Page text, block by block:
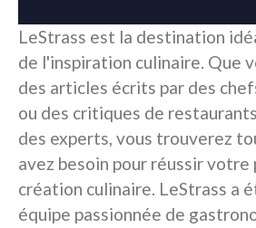
LeStrass est la destination
de l'inspiration culinaire. Que
des articles écrits par des
ou des critiques de
des experts, vous trouverez
avez besoin pour réussir votre
création culinaire. LeStrass a
équipe passionnée de